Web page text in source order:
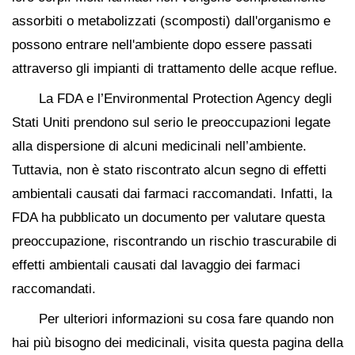
assorbiti o metabolizzati (scomposti) dall'organismo e
possono entrare nell'ambiente dopo essere passati
attraverso gli impianti di trattamento delle acque reflue.
La FDA e l’Environmental Protection Agency degli
Stati Uniti prendono sul serio le preoccupazioni legate
alla dispersione di alcuni medicinali nell’ambiente.
Tuttavia, non è stato riscontrato alcun segno di effetti
ambientali causati dai farmaci raccomandati. Infatti, la
FDA ha pubblicato un documento per valutare questa
preoccupazione, riscontrando un rischio trascurabile di
effetti ambientali causati dal lavaggio dei farmaci
raccomandati.
Per ulteriori informazioni su cosa fare quando non
hai più bisogno dei medicinali, visita questa pagina della